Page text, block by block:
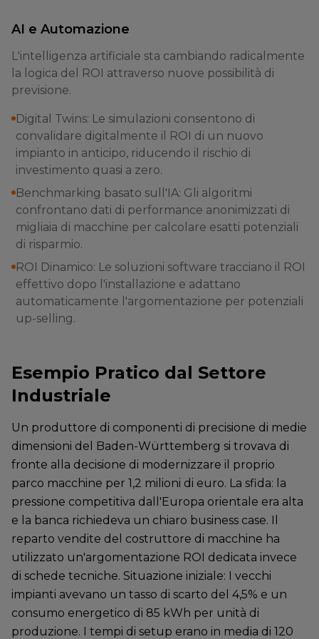
AI e Automazione
L'intelligenza artificiale sta cambiando radicalmente
la logica del ROI attraverso nuove possibilità di
previsione.
Digital Twins: Le simulazioni consentono di
convalidare digitalmente il ROI di un nuovo
impianto in anticipo, riducendo il rischio di
investimento quasi a zero.
Benchmarking basato sull'IA: Gli algoritmi
confrontano dati di performance anonimizzati di
migliaia di macchine per calcolare esatti potenziali
di risparmio.
ROI Dinamico: Le soluzioni software tracciano il ROI
effettivo dopo l'installazione e adattano
automaticamente l'argomentazione per potenziali
up-selling.
Esempio Pratico dal Settore
Industriale
Un produttore di componenti di precisione di medie
dimensioni del Baden-Württemberg si trovava di
fronte alla decisione di modernizzare il proprio
parco macchine per 1,2 milioni di euro. La sfida: la
pressione competitiva dall'Europa orientale era alta
e la banca richiedeva un chiaro business case. Il
reparto vendite del costruttore di macchine ha
utilizzato un'argomentazione ROI dedicata invece
di schede tecniche. Situazione iniziale: I vecchi
impianti avevano un tasso di scarto del 4,5% e un
consumo energetico di 85 kWh per unità di
produzione. I tempi di setup erano in media di 120